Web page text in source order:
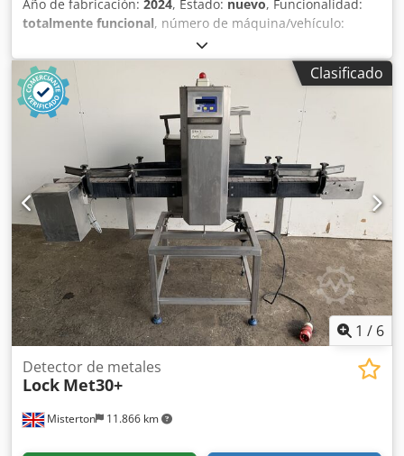
Año de fabricación: 2024, Estado: nuevo, Funcionalidad:
totalmente funcional, número de máquina/vehículo:
, Funcionamiento: El operario introduce la cesta del
autoclave en la máquina y la bloquea. Las jaulas de
autoclave se cargan y descargan por capas mediante un
sistema de elevación de tijera. El diseño modular permite
combinar sistemas manuales, semiautomáticos y
totalmente automáticos. El manejo se realiza mediante un
mando bimanual. Chsdot Ix T Aepfx Acbea Los sistemas de
carga y descarga pueden combinarse con los siguientes
componentes: -transportador de alimentación y
plataforma giratoria -placa magnética del transportador
cíclico -placa de transferencia Variantes de equipamiento:
Todas las máquinas se adaptan a los requisitos
respectivos. No dude en ponerse en contacto con nosotros.
Clasificado
1 / 6
Misterton 11.866 km
Detector de metales
Lock Met30+